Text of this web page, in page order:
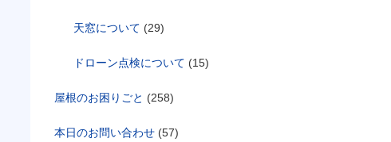
天窓について (29)
ドローン点検について (15)
屋根のお困りごと (258)
本日のお問い合わせ (57)